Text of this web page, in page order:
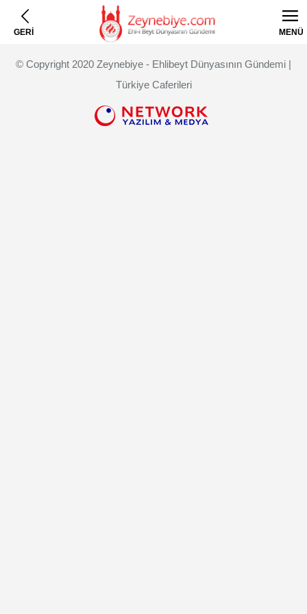
GERİ MENÜ
© Copyright 2020 Zeynebiye - Ehlibeyt Dünyasının Gündemi |
Türkiye Caferileri